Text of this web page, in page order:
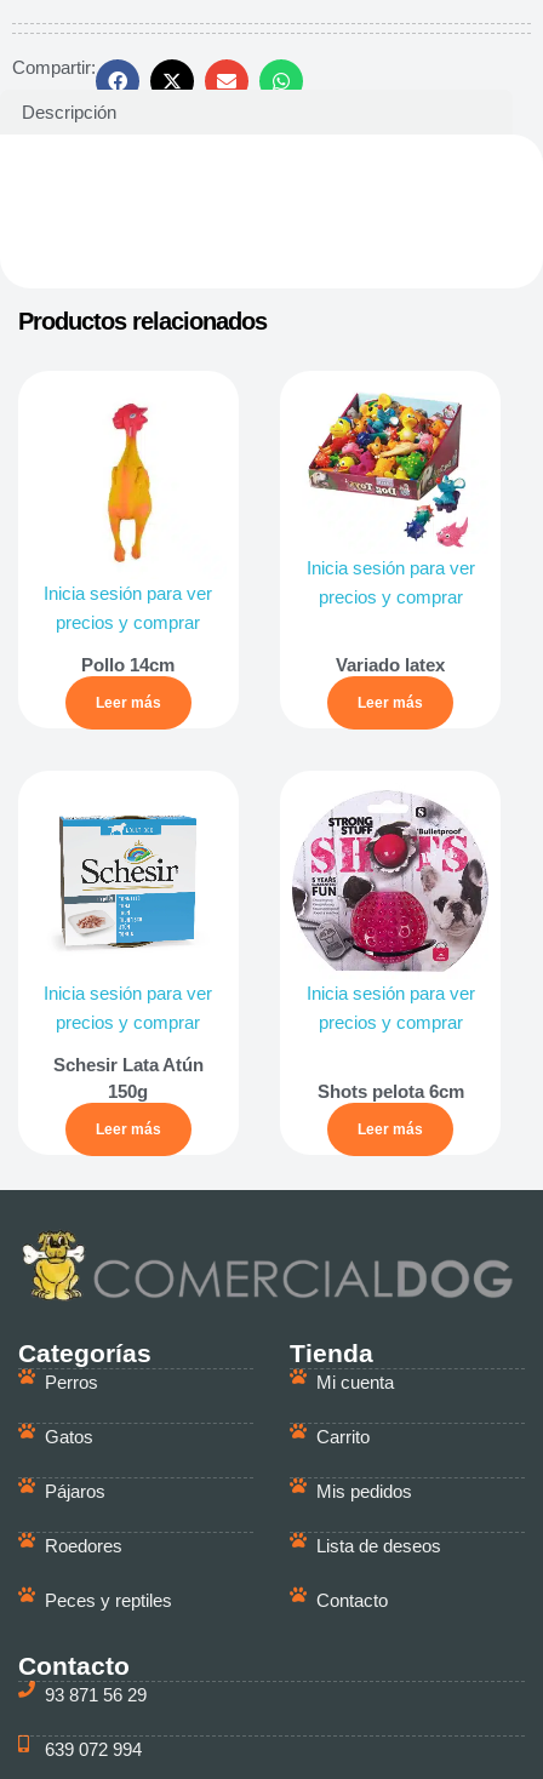
Compartir:
Descripción
Productos relacionados
Inicia sesión para ver
precios y comprar
Pollo 14cm
Leer más
Inicia sesión para ver
precios y comprar
Variado latex
Leer más
Inicia sesión para ver
precios y comprar
Schesir Lata Atún
150g
Leer más
Inicia sesión para ver
precios y comprar
Shots pelota 6cm
Leer más
Categorías
Perros
Gatos
Pájaros
Roedores
Peces y reptiles
Tienda
Mi cuenta
Carrito
Mis pedidos
Lista de deseos
Contacto
Contacto
93 871 56 29
639 072 994